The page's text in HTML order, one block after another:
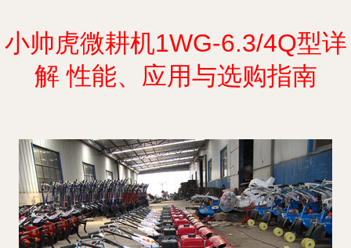
小帅虎微耕机1WG-6.3/4Q型详
解 性能、应用与选购指南